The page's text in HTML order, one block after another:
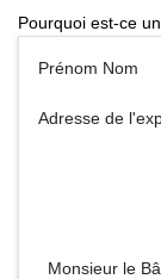
Pourquoi est-ce
A
Adresse de
Monsieur le